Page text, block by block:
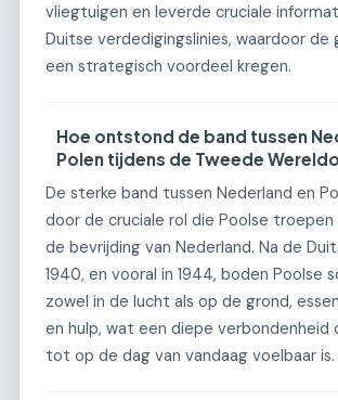
vliegtuigen en leverde cruciale
Duitse verdedigingslinies, waardoor de
een strategisch voordeel kregen.
Hoe ontstond de band tussen
Polen tijdens de Tweede
De sterke band tussen Nederland en
door de cruciale rol die Poolse troepen
de bevrijding van Nederland. Na de
1940, en vooral in 1944, boden Poolse
zowel in de lucht als op de grond,
en hulp, wat een diepe verbondenheid
tot op de dag van vandaag voelbaar is.